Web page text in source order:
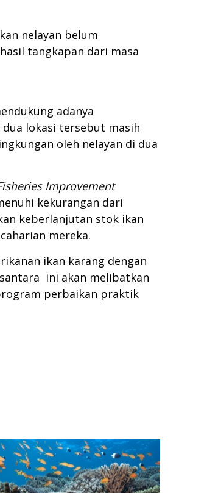
nelayan belum
tangkapan dari masa
adanya
lokasi tersebut masih
oleh nelayan di dua
Improvement
kekurangan dari
keberlanjutan stok ikan
mereka.
ikan karang dengan
ini akan melibatkan
perbaikan praktik